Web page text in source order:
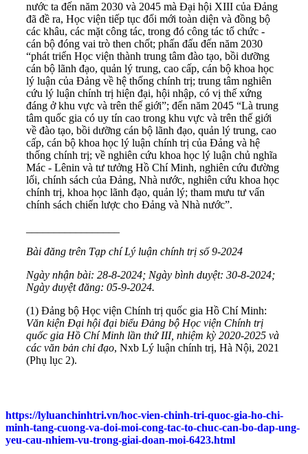
nước ta đến năm 2030 và 2045 mà Đại hội XIII của Đảng
đã đề ra, Học viện tiếp tục đổi mới toàn diện và đồng bộ
các khâu, các mặt công tác, trong đó công tác tổ chức -
cán bộ đóng vai trò then chốt; phấn đấu đến năm 2030
“phát triển Học viện thành trung tâm đào tạo, bồi dưỡng
cán bộ lãnh đạo, quản lý trung, cao cấp, cán bộ khoa học
lý luận của Đảng về hệ thống chính trị; trung tâm nghiên
cứu lý luận chính trị hiện đại, hội nhập, có vị thế xứng
đáng ở khu vực và trên thế giới”; đến năm 2045 “Là trung
tâm quốc gia có uy tín cao trong khu vực và trên thế giới
về đào tạo, bồi dưỡng cán bộ lãnh đạo, quản lý trung, cao
cấp, cán bộ khoa học lý luận chính trị của Đảng và hệ
thống chính trị; về nghiên cứu khoa học lý luận chủ nghĩa
Mác - Lênin và tư tưởng Hồ Chí Minh, nghiên cứu đường
lối, chính sách của Đảng, Nhà nước, nghiên cứu khoa học
chính trị, khoa học lãnh đạo, quản lý; tham mưu tư vấn
chính sách chiến lược cho Đảng và Nhà nước”.
Bài đăng trên Tạp chí Lý luận chính trị số 9-2024
Ngày nhận bài: 28-8-2024; Ngày bình duyệt: 30-8-2024;
Ngày duyệt đăng: 05-9-2024.
(1) Đảng bộ Học viện Chính trị quốc gia Hồ Chí Minh:
Văn kiện Đại hội đại biểu Đảng bộ Học viện Chính trị
quốc gia Hồ Chí Minh lần thứ III, nhiệm kỳ 2020-2025 và
các văn bản chỉ đạo, Nxb Lý luận chính trị, Hà Nội, 2021
(Phụ lục 2).
https://lyluanchinhtri.vn/hoc-vien-chinh-tri-quoc-gia-ho-chi-
minh-tang-cuong-va-doi-moi-cong-tac-to-chuc-can-bo-dap-ung-
yeu-cau-nhiem-vu-trong-giai-doan-moi-6423.html